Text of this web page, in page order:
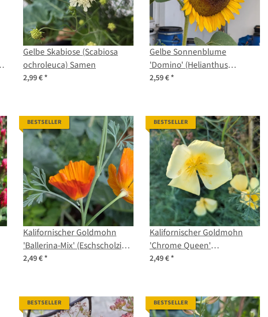
Gelbe Skabiose (Scabiosa
ochroleuca) Samen
2,99 €*
Gelbe Sonnenblume
'Domino' (Helianthus
annuus) Samen
2,59 €*
BESTSELLER
Kalifornischer Goldmohn
'Ballerina-Mix' (Eschscholzia
californica) Samen
2,49 €*
BESTSELLER
Kalifornischer Goldmohn
'Chrome Queen'
(Eschscholzia californica)
2,49 €*
BESTSELLER BESTSELLER